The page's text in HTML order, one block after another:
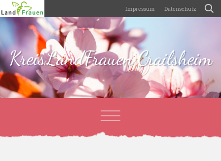
Impressum Datenschutz
KreisLandFrauen Crailsheim